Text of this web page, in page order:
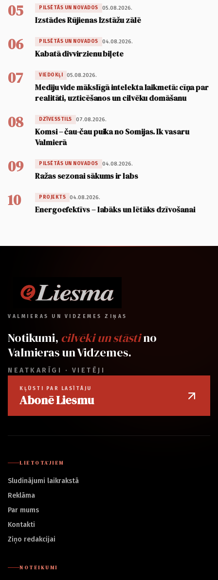
05 PILSĒTĀS UN NOVADOS 05.08.2026.
Izstādes Rūjienas Izstāžu zālē
06 PILSĒTĀS UN NOVADOS 04.08.2026.
Kabatā divvirzienu biļete
07 VIEDOKĻI 05.08.2026.
Mediju vide mākslīgā intelekta laikmetā: cīņa par
realitāti, uzticēšanos un cilvēku domāšanu
08 DZĪVESSTILS 07.08.2026.
Komsi – čau-čau puika no Somijas. Ik vasaru
Valmierā
09 PILSĒTĀS UN NOVADOS 04.08.2026.
Ražas sezonai sākums ir labs
10 PROJEKTS 04.08.2026.
Energoefektīvs – labāks un lētāks dzīvošanai
VALMIERAS UN VIDZEMES ZIŅAS
Notikumi, cilvēki un stāstino
Valmieras un Vidzemes.
NEATKARĪGI · VIETĒJI
KĻŪSTI PAR LASĪTĀJU
Abonē Liesmu
LIETOTĀJIEM
Sludinājumi laikrakstā
Reklāma
Par mums
Kontakti
Ziņo redakcijai
NOTEIKUMI